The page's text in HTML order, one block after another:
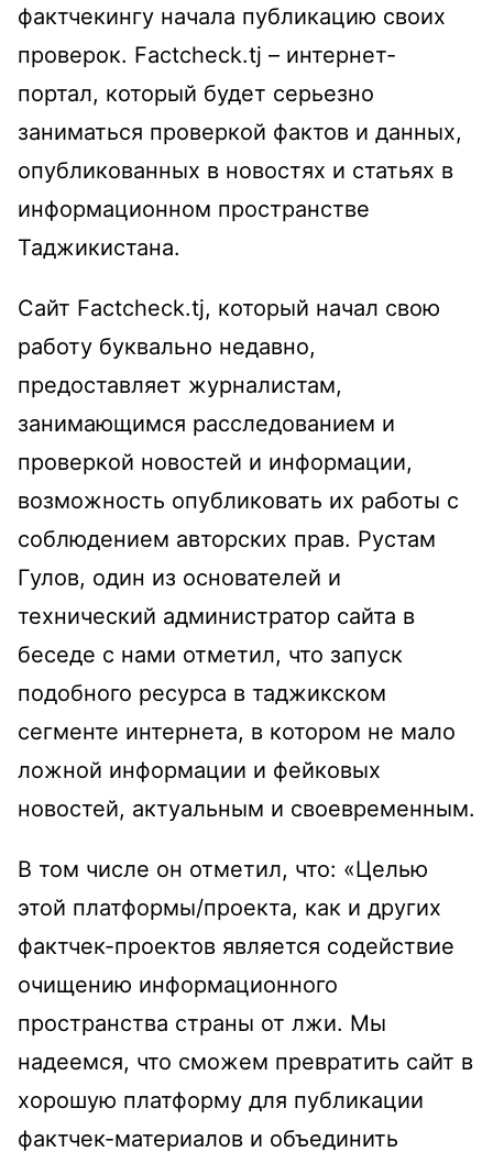
фактчекингу начала публикацию своих
проверок. Factcheck.tj – интернет-
портал, который будет серьезно
заниматься проверкой фактов и данных,
опубликованных в новостях и статьях в
информационном пространстве
Таджикистана.
Сайт Factcheck.tj, который начал свою
работу буквально недавно,
предоставляет журналистам,
занимающимся расследованием и
проверкой новостей и информации,
возможность опубликовать их работы с
соблюдением авторских прав. Рустам
Гулов, один из основателей и
технический администратор сайта в
беседе с нами отметил, что запуск
подобного ресурса в таджикском
сегменте интернета, в котором не мало
ложной информации и фейковых
новостей, актуальным и своевременным.
В том числе он отметил, что: «Целью
этой платформы/проекта, как и других
фактчек-проектов является содействие
очищению информационного
пространства страны от лжи. Мы
надеемся, что сможем превратить сайт в
хорошую платформу для публикации
фактчек-материалов и объединить